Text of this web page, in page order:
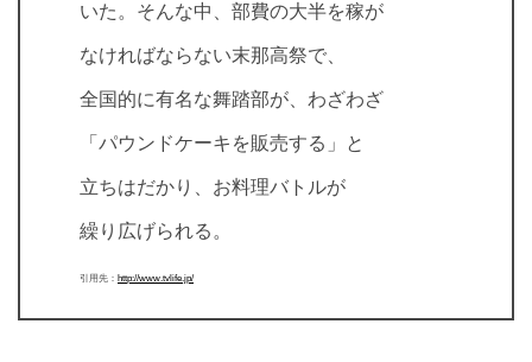
いた。そんな中、部費の大半を稼が
なければならない末那高祭で、
全国的に有名な舞踏部が、わざわざ
「パウンドケーキを販売する」と
立ちはだかり、お料理バトルが
繰り広げられる。
引用先： http://www.tvlife.jp/